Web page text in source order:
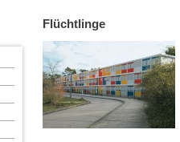
Flüchtlinge